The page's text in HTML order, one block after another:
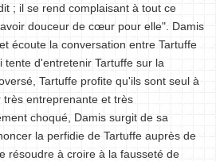
; il se rend complaisant à tout ce
douceur de cœur pour elle". Damis
écoute la conversation entre Tartuffe
tente d'entretenir Tartuffe sur la
Tartuffe profite qu'ils sont seul à
entreprenante et très
choqué, Damis surgit de sa
la perfidie de Tartuffe auprès de
résoudre à croire à la fausseté de